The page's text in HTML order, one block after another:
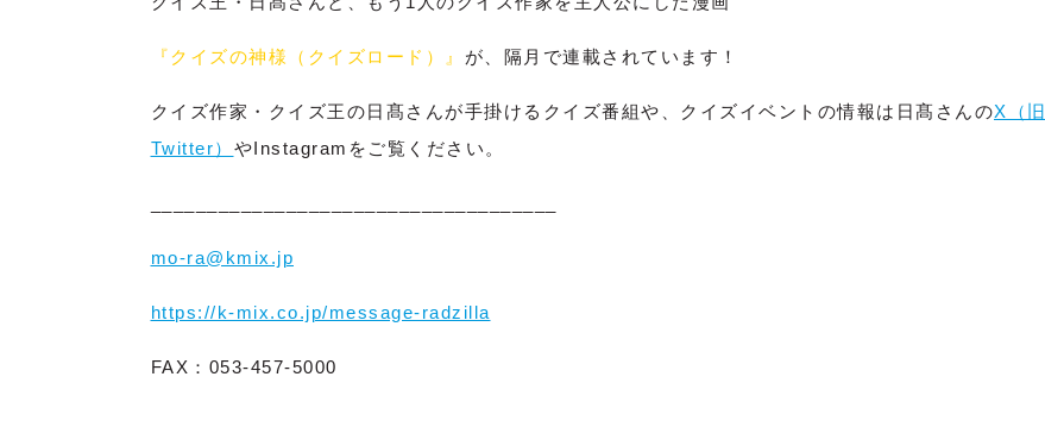
『クイズの神様（クイズロード）』 が、隔月で連載されています！
クイズ作家・クイズ王の日髙さんが手掛けるクイズ番組や、クイズイベントの情報は日髙さんのX（旧
Twitter） やInstagramをご覧ください。
mo-ra@kmix.jp
https://k-mix.co.jp/message-radzilla
FAX：053-457-5000